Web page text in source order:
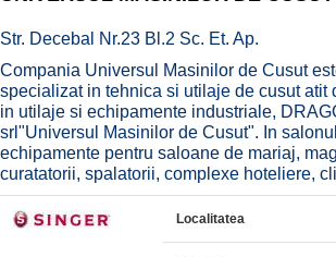
Str. Decebal Nr.23 Bl.2 Sc. Et. Ap.
Compania Universul Masinilor de Cusut
specializat in tehnica si utilaje de cusut
in utilaje si echipamente industriale,
srl"Universul Masinilor de Cusut". In
echipamente pentru saloane de mariaj,
curatatorii, spalatorii, complexe hoteliere,
Localitatea